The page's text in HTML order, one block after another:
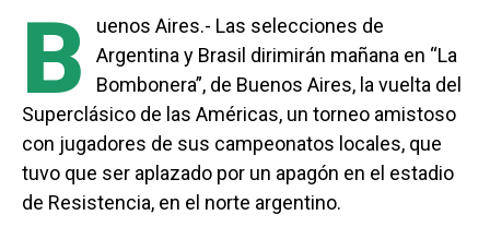
B
uenos Aires.- Las selecciones de
Argentina y Brasil dirimirán mañana en “La
Bombonera”, de Buenos Aires, la vuelta del
Superclásico de las Américas, un torneo amistoso
con jugadores de sus campeonatos locales, que
tuvo que ser aplazado por un apagón en el estadio
de Resistencia, en el norte argentino.